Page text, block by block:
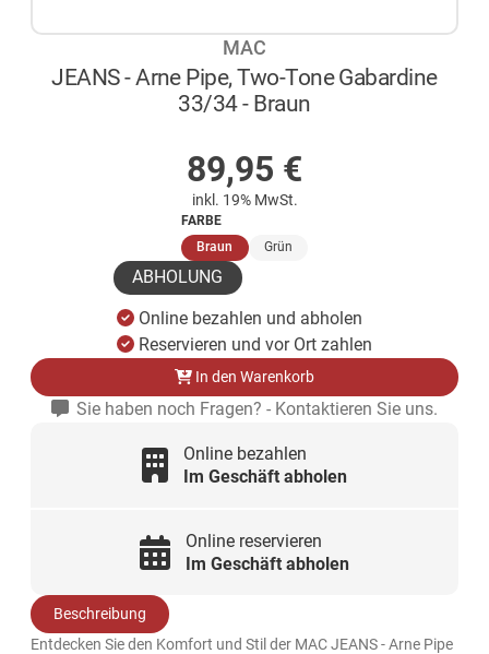
MAC
JEANS - Arne Pipe, Two-Tone Gabardine
33/34 - Braun
89,95 €
inkl. 19% MwSt.
FARBE
Braun (ausgewählt)
Grün
ABHOLUNG
Online bezahlen und abholen
Reservieren und vor Ort zahlen
In den Warenkorb
Sie haben noch Fragen? - Kontaktieren Sie uns.
Online bezahlen
Im Geschäft abholen
Online reservieren
Im Geschäft abholen
Beschreibung
Entdecken Sie den Komfort und Stil der MAC JEANS - Arne Pipe